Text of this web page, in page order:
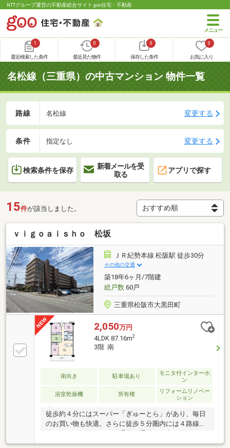
NTTグループ運営の不動産総合サイト goo住宅・不動産
1
最近検索した条件
0
最近見た物件
0
保存した条件
0
お気に入り
名松線（三重県）の中古マンション 物件一覧
路線 名松線 変更する
条件 指定なし 変更する
検索条件を保存
新着メールを受
取る
アプリで探す
15件が該当しました。
ｖｉｇｏａｉｓｈｏ 松坂
ＪＲ紀勢本線 松阪駅 徒歩30分
その他の交通
築18年6ヶ月/7階建
総戸数60戸
三重県松阪市大黒田町
2,050万円
4LDK 87.16m2
3階 南
南向き 駐車場あり
モニタ付インターホ
ン
浴室乾燥機 所有権
リフォームリノベー
ション
徒歩約４分にはスーパー「ぎゅーとら」があり、毎日
のお買い物も快適。さらに徒歩５分圏内には４路線利
用可能なバス停があり、通勤・通学やお出かけにも便
利な住環境が整っています。また、センサーキーを採